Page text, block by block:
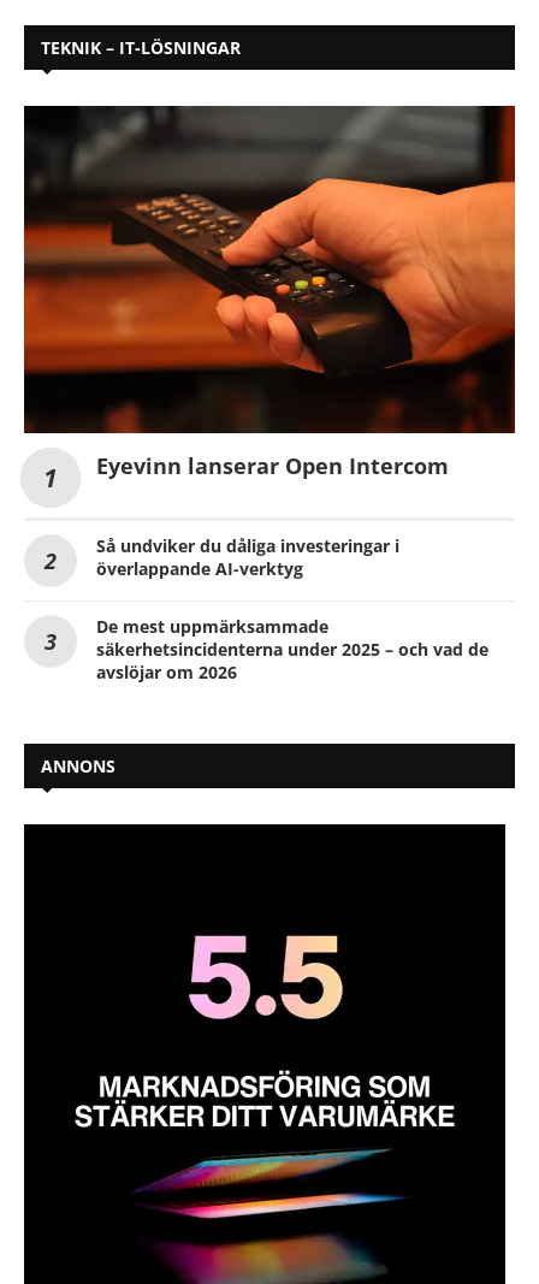
TEKNIK – IT-LÖSNINGAR
Eyevinn lanserar Open Intercom
Så undviker du dåliga investeringar i
överlappande AI-verktyg
De mest uppmärksammade
säkerhetsincidenterna under 2025 – och vad de
avslöjar om 2026
ANNONS